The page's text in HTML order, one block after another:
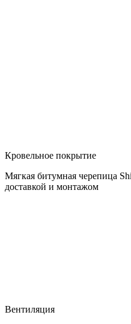
Кровельное покрытие
Мягкая битумная черепица
доставкой и монтажом
Вентиляция